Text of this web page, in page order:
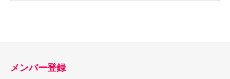
メンバー登録